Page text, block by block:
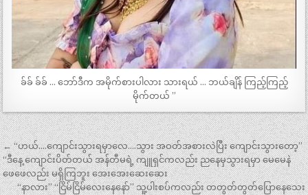
ခ်ခ် ခ်ခ် … ဘော်ဒီက အမိုက်စားပါလား သားရယ် … ဘယ်ချိန် ကြည့်ကြည့်
မိုက်တယ် ”
Post
navigation
← “ဟယ်….ကျောင်းသွားရမှာလေ….သွား အဝတ်အစားလဲပြီး ကျောင်းသွားတော့”
“ဒီနေ့ ကျောင်းပိတ်တယ် အန်တီမရဲ့ ကျူရှင်ကလည်း ညနေမှသွားရမှာ မေမေနဲ
ဖေဖေလည်း မရှိကြဘူး အေးအေးဆေးဆေး
“နာလား” “ငြိမ်ငြိမ်လေးနေနော်” သူ့ပါးစပ်ကလည်း တတွတ်တွတ်ပြောနေသေး